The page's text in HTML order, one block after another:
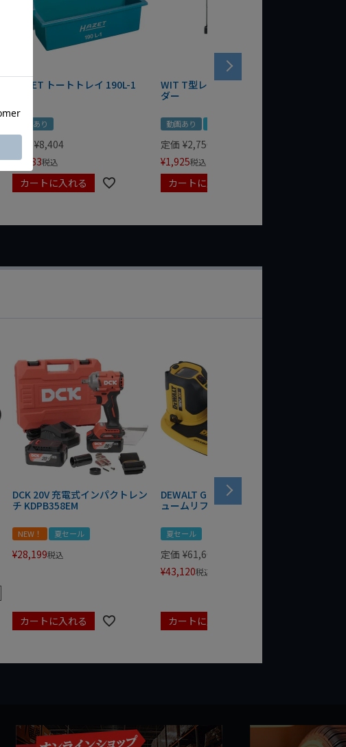
HAZET トートトレイ 190L-1
動画あり
¥8,404
¥7,983税込
カートに入れる
WIT T型レンチマグネットホル
ダー
動画あり
定価 ¥2,750
¥1,925税込
カートに入れる
DCK 20V 充電式インパクトレン
チ KDPB358EM
NEW！ 夏セール
¥28,199税込
カートに入れる
DEWALT GRABO 18V電動バキ
ュームリフター DCE590N-XJ
夏セール
定価 ¥61,600
¥43,120税込
カートに入れる